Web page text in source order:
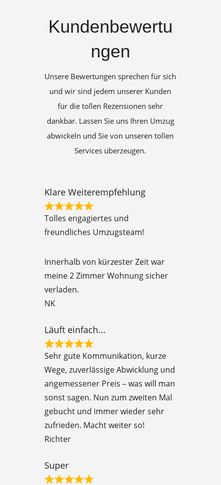
Kundenbewertu
ngen
Unsere Bewertungen sprechen für sich
und wir sind jedem unserer Kunden
für die tollen Rezensionen sehr
dankbar. Lassen Sie uns Ihren Umzug
abwickeln und Sie von unseren tollen
Services überzeugen.
Klare Weiterempfehlung
R
a
d
5
o
o
Tolles engagiertes und
freundliches Umzugsteam!
Innerhalb von kürzester Zeit war
meine 2 Zimmer Wohnung sicher
verladen.
NK
Läuft einfach...
R
d
5
t
o
Sehr gute Kommunikation, kurze
Wege, zuverlässige Abwicklung und
angemessener Preis – was will man
sonst sagen. Nun zum zweiten Mal
gebucht und immer wieder sehr
zufrieden. Macht weiter so!
Richter
Super